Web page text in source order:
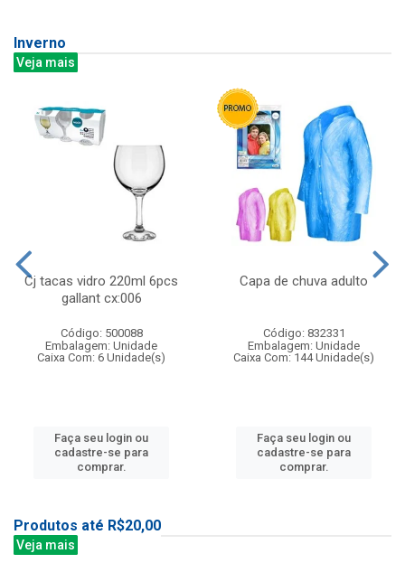
Inverno
Veja mais
Cj tacas vidro 220ml 6pcs
gallant cx:006
Código: 500088
Embalagem: Unidade
Caixa Com: 6 Unidade(s)
Faça seu login ou
cadastre-se para
comprar.
Capa de chuva adulto
Código: 832331
Embalagem: Unidade
Caixa Com: 144 Unidade(s)
Faça seu login ou
cadastre-se para
comprar.
Produtos até R$20,00
Veja mais